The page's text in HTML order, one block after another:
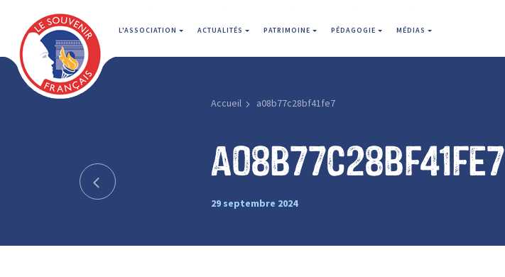
L'ASSOCIATION ACTUALITÉS PATRIMOINE PÉDAGOGIE MÉDIAS
Accueil a08b77c28bf41fe7
a08b77c28bf41fe7
29 septembre 2024